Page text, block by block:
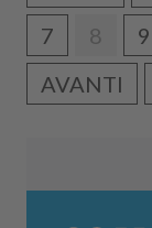
7
8 9
AVANTI